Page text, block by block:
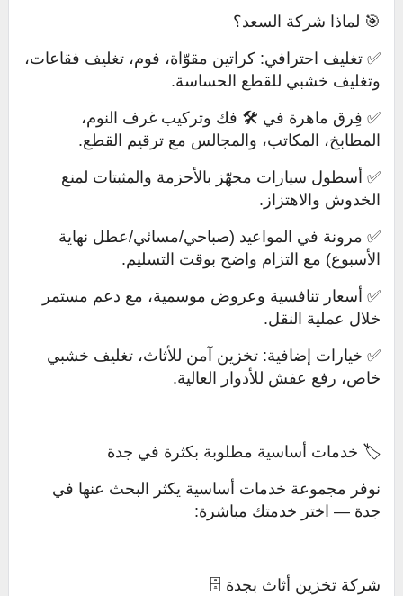
🎯 لماذا شركة السعد؟
✅ تغليف احترافي: كراتين مقوّاة، فوم، تغليف فقاعات،
وتغليف خشبي للقطع الحساسة.
✅ فِرق ماهرة في 🛠️ فك وتركيب غرف النوم،
المطابخ، المكاتب، والمجالس مع ترقيم القطع.
✅ أسطول سيارات مجهّز بالأحزمة والمثبتات لمنع
الخدوش والاهتزاز.
✅ مرونة في المواعيد (صباحي/مسائي/عطل نهاية
الأسبوع) مع التزام واضح بوقت التسليم.
✅ أسعار تنافسية وعروض موسمية، مع دعم مستمر
خلال عملية النقل.
✅ خيارات إضافية: تخزين آمن للأثاث، تغليف خشبي
خاص، رفع عفش للأدوار العالية.
🏷️ خدمات أساسية مطلوبة بكثرة في جدة
نوفر مجموعة خدمات أساسية يكثر البحث عنها في
جدة — اختر خدمتك مباشرة:
شركة تخزين أثاث بجدة 🗄️